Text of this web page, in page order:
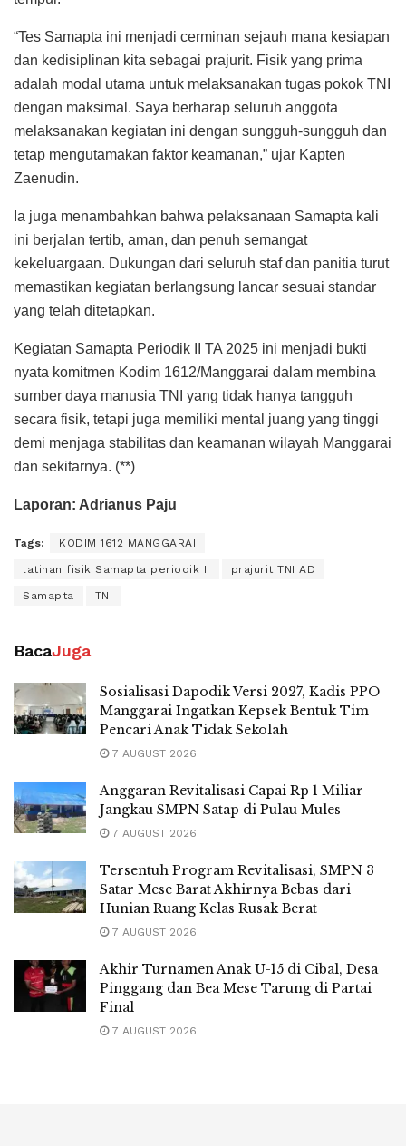
“Tes Samapta ini menjadi cerminan sejauh mana kesiapan
dan kedisiplinan kita sebagai prajurit. Fisik yang prima
adalah modal utama untuk melaksanakan tugas pokok TNI
dengan maksimal. Saya berharap seluruh anggota
melaksanakan kegiatan ini dengan sungguh-sungguh dan
tetap mengutamakan faktor keamanan,” ujar Kapten
Zaenudin.
Ia juga menambahkan bahwa pelaksanaan Samapta kali
ini berjalan tertib, aman, dan penuh semangat
kekeluargaan. Dukungan dari seluruh staf dan panitia turut
memastikan kegiatan berlangsung lancar sesuai standar
yang telah ditetapkan.
Kegiatan Samapta Periodik II TA 2025 ini menjadi bukti
nyata komitmen Kodim 1612/Manggarai dalam membina
sumber daya manusia TNI yang tidak hanya tangguh
secara fisik, tetapi juga memiliki mental juang yang tinggi
demi menjaga stabilitas dan keamanan wilayah Manggarai
dan sekitarnya. (**)
Laporan: Adrianus Paju
Tags: KODIM 1612 MANGGARAI
latihan fisik Samapta periodik II prajurit TNI AD
Samapta TNI
BacaJuga
Sosialisasi Dapodik Versi 2027, Kadis PPO
Manggarai Ingatkan Kepsek Bentuk Tim
Pencari Anak Tidak Sekolah
7 AUGUST 2026
Anggaran Revitalisasi Capai Rp 1 Miliar
Jangkau SMPN Satap di Pulau Mules
7 AUGUST 2026
Tersentuh Program Revitalisasi, SMPN 3
Satar Mese Barat Akhirnya Bebas dari
Hunian Ruang Kelas Rusak Berat
7 AUGUST 2026
Akhir Turnamen Anak U-15 di Cibal, Desa
Pinggang dan Bea Mese Tarung di Partai
Final
7 AUGUST 2026